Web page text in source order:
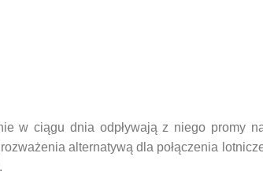
w ciągu dnia odpływają z niego promy
alternatywą dla połączenia